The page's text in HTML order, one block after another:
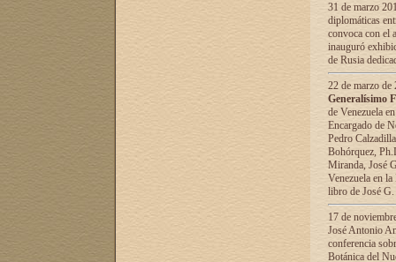
31 de marzo
diplomáticas
convoca con el
inauguró
de Rusia
22 de marzo
Generalísimo
de Venezuela
Encargado de
Pedro
Bohórquez,
Miranda, José
Venezuela en
libro de José
17 de
José Antonio
conferencia
Botánica del